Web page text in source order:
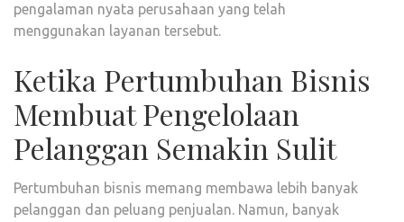
pengalaman nyata perusahaan yang telah
menggunakan layanan tersebut.
Ketika Pertumbuhan Bisnis
Membuat Pengelolaan
Pelanggan Semakin Sulit
Pertumbuhan bisnis memang membawa lebih banyak
pelanggan dan peluang penjualan. Namun, banyak